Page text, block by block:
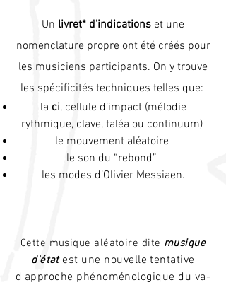
Un livret* d'indications et une
nomenclature propre ont été créés pour
les musiciens participants. On y trouve
les spécificités techniques telles que:
la ci, cellule d’impact (mélodie
rythmique, clave, taléa ou continuum)
le mouvement aléatoire
le son du “rebond”
les modes d’Olivier Messiaen.
Cette musique aléatoire dite musique
d'étatest une nouvelle tentative
d'approche phénoménologique du va-